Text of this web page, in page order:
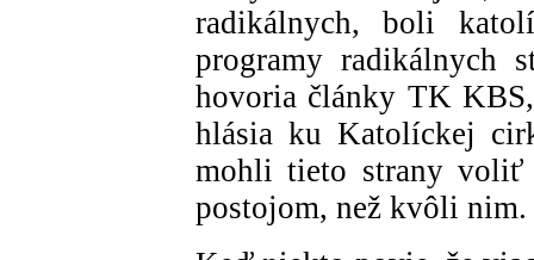
radikálnych, boli
programy radikálnych
hovoria články TK
hlásia ku Katolíckej
mohli tieto strany voliť
postojom, než kvôli nim.